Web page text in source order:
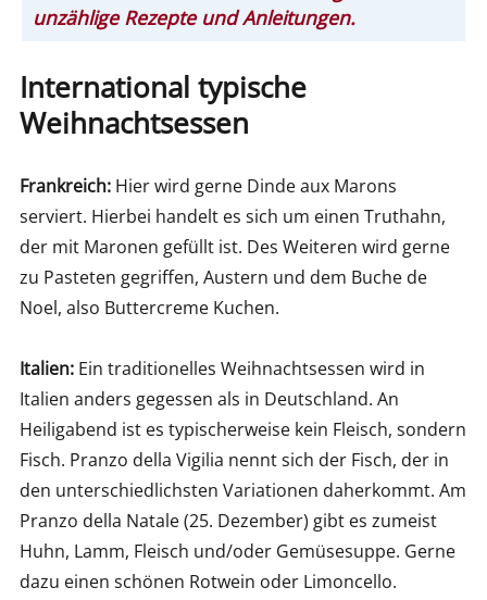
unzählige Rezepte und Anleitungen.
International typische
Weihnachtsessen
Frankreich:Hier wird gerne Dinde aux Marons
serviert. Hierbei handelt es sich um einen Truthahn,
der mit Maronen gefüllt ist. Des Weiteren wird gerne
zu Pasteten gegriffen, Austern und dem Buche de
Noel, also Buttercreme Kuchen.
Italien:Ein traditionelles Weihnachtsessen wird in
Italien anders gegessen als in Deutschland. An
Heiligabend ist es typischerweise kein Fleisch, sondern
Fisch. Pranzo della Vigilia nennt sich der Fisch, der in
den unterschiedlichsten Variationen daherkommt. Am
Pranzo della Natale (25. Dezember) gibt es zumeist
Huhn, Lamm, Fleisch und/oder Gemüsesuppe. Gerne
dazu einen schönen Rotwein oder Limoncello.